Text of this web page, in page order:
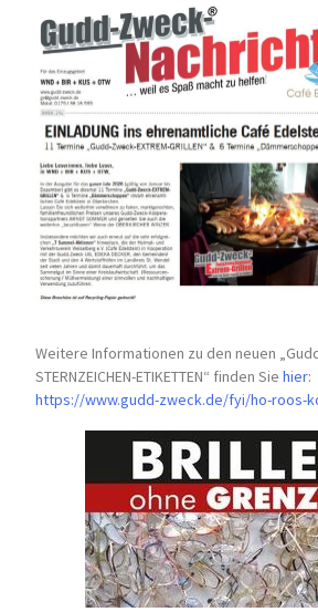
Weitere Informationen zu den neuen
STERNZEICHEN-ETIKETTEN“ finden Siehier:
https://www.gudd-zweck.de/fyi/ho-roos-